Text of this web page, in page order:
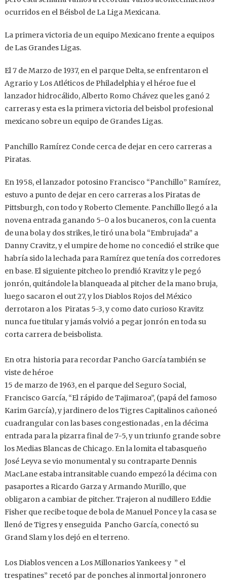
ocurridos en el Béisbol de La Liga Mexicana.
La primera victoria de un equipo Mexicano frente a equipos
de Las Grandes Ligas.
El 7 de Marzo de 1937, en el parque Delta, se enfrentaron el
Agrario y Los Atléticos de Philadelphia y el héroe fue el
lanzador hidrocálido, Alberto Romo Chávez que les ganó 2
carreras y esta es la primera victoria del beisbol profesional
mexicano sobre un equipo de Grandes Ligas.
Panchillo Ramírez Conde cerca de dejar en cero carreras a
Piratas.
En 1958, el lanzador potosino Francisco “Panchillo” Ramírez,
estuvo a punto de dejar en cero carreras a los Piratas de
Pittsburgh, con todo y Roberto Clemente. Panchillo llegó a la
novena entrada ganando 5-0 a los bucaneros, con la cuenta
de una bola y dos strikes, le tiró una bola “Embrujada” a
Danny Cravitz, y el umpire de home no concedió el strike que
habría sido la lechada para Ramírez que tenía dos corredores
en base. El siguiente pitcheo lo prendió Kravitz y le pegó
jonrón, quitándole la blanqueada al pitcher de la mano bruja,
luego sacaron el out 27, y los Diablos Rojos del México
derrotaron a los Piratas 5-3, y como dato curioso Kravitz
nunca fue titular y jamás volvió a pegar jonrón en toda su
corta carrera de beisbolista.
En otra historia para recordar Pancho García también se
viste de héroe
15 de marzo de 1963, en el parque del Seguro Social,
Francisco García, “El rápido de Tajimaroa”, (papá del famoso
Karim García), y jardinero de los Tigres Capitalinos cañoneó
cuadrangular con las bases congestionadas , en la décima
entrada para la pizarra final de 7-5, y un triunfo grande sobre
los Medias Blancas de Chicago. En la lomita el tabasqueño
José Leyva se vio monumental y su contraparte Dennis
MacLane estaba intransitable cuando empezó la décima con
pasaportes a Ricardo Garza y Armando Murillo, que
obligaron a cambiar de pitcher. Trajeron al nudillero Eddie
Fisher que recibe toque de bola de Manuel Ponce y la casa se
llenó de Tigres y enseguida Pancho García, conectó su
Grand Slam y los dejó en el terreno.
Los Diablos vencen a Los Millonarios Yankees y ” el
trespatines” recetó par de ponches al inmortal jonronero